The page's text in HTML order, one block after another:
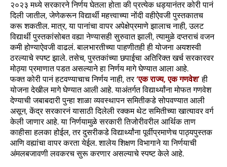
२०२३ मध्ये सरकारने निर्णय घेतला होता की प्रत्येक धड्यानंतर कोरी पानं
दिली जातील, जेणेकरून विद्यार्थी महत्त्वाच्या नोंदी वहीऐवजी पुस्तकातच
करू शकतील. मात्र, या पानांचा वापर अपेक्षेप्रमाणे झालाच नाही, उलट
विद्यार्थी पुस्तकांसोबत वह्या नेण्यासही सुरुवात झाली, त्यामुळे दप्तराचं वजन
कमी होण्याऐवजी वाढलं. बालभारतीच्या पाहणीतही ही योजना अयशस्वी
ठरल्याचे स्पष्ट झाले. तसेच, पुस्तकांच्या छपाईचा अतिरिक्त खर्च सरकारवर
मोठ्या प्रमाणात पडत असल्याने हा निर्णय मागे घेण्यात आला आहे.
फक्त कोरी पानं हटवण्याचाच निर्णय नाही, तर‘एक राज्य, एक गणवेश’ही
योजना देखील मागे घेण्यात आली आहे. याअंतर्गत विद्यार्थ्यांना मोफत गणवेश
देण्याची जबाबदारी पुन्हा शाळा व्यवस्थापन समितीकडे सोपवण्यात आली
असून, केंद्र सरकारनं यासाठी दिलेली रक्कम थेट समितीच्या खात्यावर वर्ग
केली जाणार आहे. या निर्णयामुळे सरकारी तिजोरीवरील आर्थिक ताण
काहीसा हलका होईल, तर दुसरीकडे विद्यार्थ्यांना पूर्वीप्रमाणेच पाठ्यपुस्तक
आणि वह्यांचा वापर करता येईल. शालेय शिक्षण विभागाने या निर्णयाची
अंमलबजावणी लवकरच सुरू करणार असल्याचे स्पष्ट केले आहे.